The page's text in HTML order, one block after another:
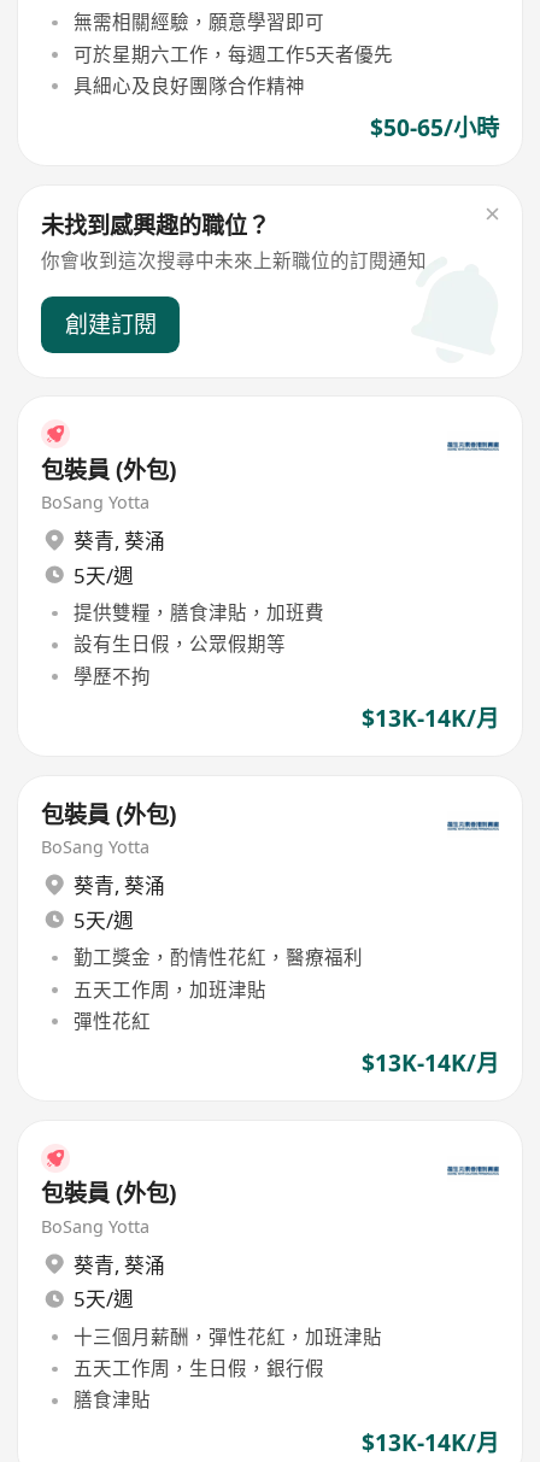
無需相關經驗，願意學習即可
可於星期六工作，每週工作5天者優先
具細心及良好團隊合作精神
$50-65/小時
未找到感興趣的職位？
你會收到這次搜尋中未來上新職位的訂閱通知
創建訂閱
包裝員 (外包)
BoSang Yotta
葵青, 葵涌
5天/週
提供雙糧，膳食津貼，加班費
設有生日假，公眾假期等
學歷不拘
$13K-14K/月
包裝員 (外包)
BoSang Yotta
葵青, 葵涌
5天/週
勤工獎金，酌情性花紅，醫療福利
五天工作周，加班津貼
彈性花紅
$13K-14K/月
包裝員 (外包)
BoSang Yotta
葵青, 葵涌
5天/週
十三個月薪酬，彈性花紅，加班津貼
五天工作周，生日假，銀行假
膳食津貼
$13K-14K/月